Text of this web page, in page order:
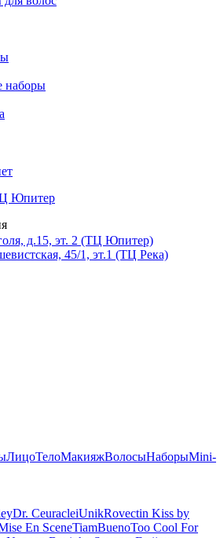
наборы
Юпитер
д.15, эт. 2 (ТЦ Юпитер)
45/1, эт.1 (ТЦ Река)
ЛицоТелоМакияжВолосыНаборыMini-
Dr. CeuracleiUnikRovectin Kiss by
En SceneTiamBuenoToo Cool For